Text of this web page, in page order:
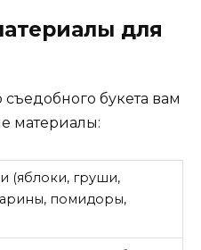
для
букета вам
материалы:
(яблоки, груши,
помидоры,